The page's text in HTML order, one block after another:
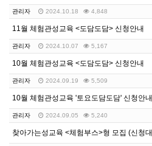
관리자 2024.10.18 4,848
11월 체험관성교육 <도담도담> 신청안내
관리자 2024.10.07 5,167
10월 체험관성교육 <도담도담> 신청안내
관리자 2024.09.19 5,509
10월 체험관성교육 '토요도담도담' 신청안내
관리자 2024.09.05 5,240